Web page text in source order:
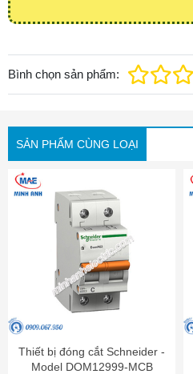
Bình chọn sản phẩm:
SẢN PHẨM CÙNG LOẠI
Thiết bị đóng cắt Schneider -
Model DOM12999-MCB